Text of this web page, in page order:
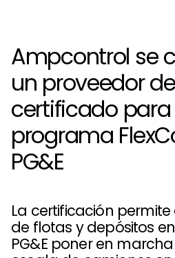
Ampcontrol se
un proveedor
certificado para
programa
PG&E
La certificación
de flotas y depósitos
PG&E poner en